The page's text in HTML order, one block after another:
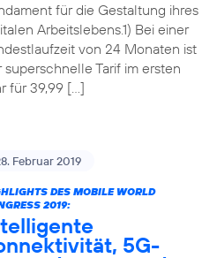
für die Gestaltung ihres
Arbeitslebens.1) Bei einer
von 24 Monaten ist
superschnelle Tarif im ersten
für 39,99 […]
Februar 2019
DES MOBILE WORLD
2019:
5G-